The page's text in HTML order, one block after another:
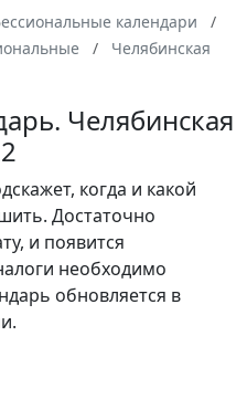
календари
Челябинская
Челябинская
когда и какой
Достаточно
и появится
необходимо
обновляется в